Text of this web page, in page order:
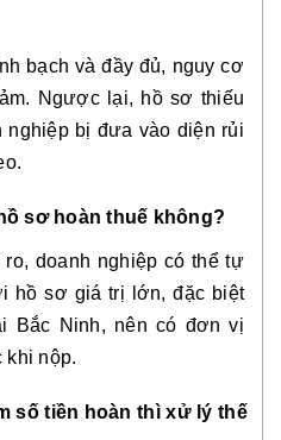
bạch và đầy đủ, nguy cơ
Ngược lại, hồ sơ thiếu
nghiệp bị đưa vào diện rủi
sơ hoàn thuế không?
doanh nghiệp có thể tự
hồ sơ giá trị lớn, đặc biệt
Bắc Ninh, nên có đơn vị
khi nộp.
số tiền hoàn thì xử lý thế